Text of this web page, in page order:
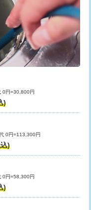
11,000円~
55,000円
8,800円
11,000円
22,000円
33,000円
16,500円+材料費
0円=30,800円
)
0円=113,300円
)
0円=58,300円
)